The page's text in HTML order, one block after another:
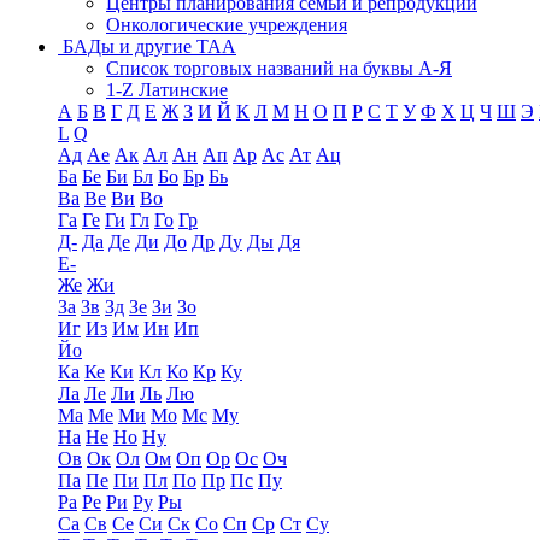
Онкологические учреждения
БАДы и другие ТАА
Список торговых названий на буквы А-Я
1-Z Латинские
А Б В Г Д Е Ж З И Й К Л М Н О П Р С Т У Ф Х Ц Ч Ш Э
L Q
Ад Ае Ак Ал Ан Ап Ар Ас Ат Ац
Ба Бе Би Бл Бо Бр Бь
Ва Ве Ви Во
Га Ге Ги Гл Го Гр
Д- Да Де Ди До Др Ду Ды Дя
Е-
Же Жи
За Зв Зд Зе Зи Зо
Иг Из Им Ин Ип
Йо
Ка Ке Ки Кл Ко Кр Ку
Ла Ле Ли Ль Лю
Ма Ме Ми Мо Мс Му
На Не Но Ну
Ов Ок Ол Ом Оп Ор Ос Оч
Па Пе Пи Пл По Пр Пс Пу
Ра Ре Ри Ру Ры
Са Св Се Си Ск Со Сп Ср Ст Су